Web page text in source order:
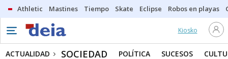
Athletic Mastines Tiempo Skate Eclipse Robos en playas
Kiosko
ACTUALIDAD SOCIEDAD POLÍTICA SUCESOS